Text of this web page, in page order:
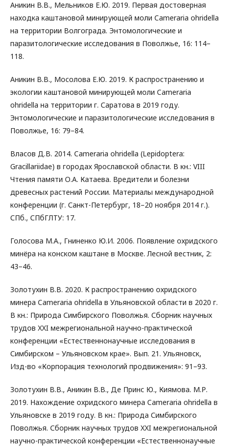
Аникин В.В., Мельников Е.Ю. 2019. Первая достоверная
находка каштановой минирующей моли Cameraria ohridella
на территории Волгограда. Энтомологические и
паразитологические исследования в Поволжье, 16: 114–
118.
Аникин В.В., Мосолова Е.Ю. 2019. К распространению и
экологии каштановой минирующей моли Cameraria
ohridella на территории г. Саратова в 2019 году.
Энтомологические и паразитологические исследования в
Поволжье, 16: 79–84.
Власов Д.В. 2014. Cameraria ohridella (Lepidoptera:
Gracillariidae) в городах Ярославской области. В кн.: VIII
Чтения памяти О.А. Катаева. Вредители и болезни
древесных растений России. Материалы международной
конференции (г. Санкт-Петербург, 18–20 ноября 2014 г.).
СПб., СПбГЛТУ: 17.
Голосова М.А., Гниненко Ю.И. 2006. Появление охридского
минёра на конском каштане в Москве. Лесной вестник, 2:
43–46.
Золотухин В.В. 2020. К распространению охридского
минера Cameraria оhridella в Ульяновской области в 2020 г.
В кн.: Природа Симбирского Поволжья. Сборник научных
трудов XXI межрегиональной научно-практической
конференции «Естественнонаучные исследования в
Симбирском – Ульяновском крае». Вып. 21. Ульяновск,
Изд-во «Корпорация технологий продвижения»: 91–93.
Золотухин В.В., Аникин В.В., Де Принс Ю., Киямова. М.Р.
2019. Нахождение охридского минера Cameraria ohridella в
Ульяновске в 2019 году. В кн.: Природа Симбирского
Поволжья. Сборник научных трудов XXI межрегиональной
научно-практической конференции «Естественнонаучные